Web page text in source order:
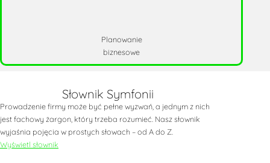
Planowanie
biznesowe
Słownik Symfonii
Prowadzenie firmy może być pełne wyzwań, a jednym z nich
jest fachowy żargon, który trzeba rozumieć. Nasz słownik
wyjaśnia pojęcia w prostych słowach – od A do Z.
Wyświetl słownik